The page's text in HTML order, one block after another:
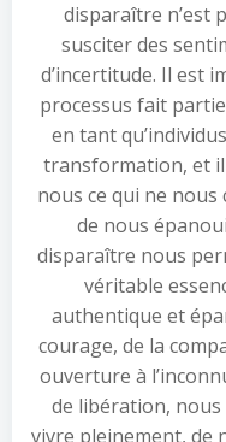
disparaître n’est
susciter des
d’incertitude. Il est
processus fait
en tant
transformation, et
nous ce qui ne
de nous
disparaître nous
véritable
authentique et
courage, de la
ouverture à
de libération,
vivre pleinement, de